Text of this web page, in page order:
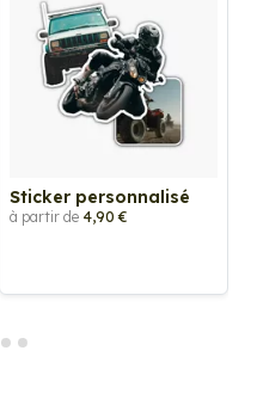
Sticker personnalisé
à partir de 4,90 €